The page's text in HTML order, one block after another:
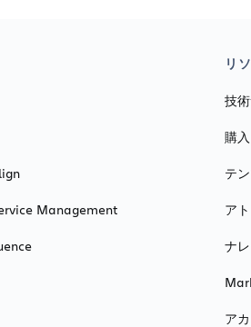
Management
リ
技
購
テ
ア
ナ
ア